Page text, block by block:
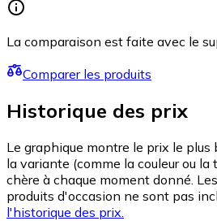
La comparaison est faite avec le
Comparer les produits
Historique des prix
Le graphique montre le prix le plus
la variante (comme la couleur ou
chère à chaque moment donné.
produits d'occasion ne sont pas
l'historique des prix.